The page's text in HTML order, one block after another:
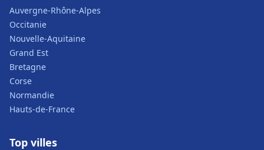
Auvergne-Rhône-Alpes
Occitanie
Nouvelle-Aquitaine
Grand Est
Bretagne
Corse
Normandie
Hauts-de-France
Top villes